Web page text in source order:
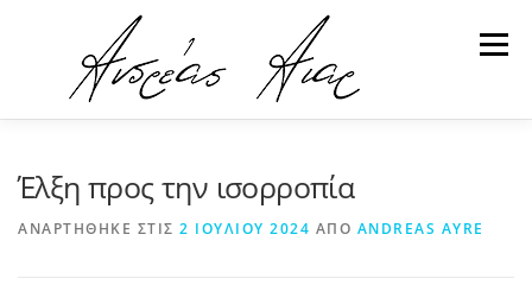
περιεχόμενο
Μενού
Έλξη προς την ισορροπία
ΑΝΑΡΤΉΘΗΚΕ ΣΤΙΣ 2 ΙΟΥΛΊΟΥ 2024 ΑΠΌ ANDREAS AYRE